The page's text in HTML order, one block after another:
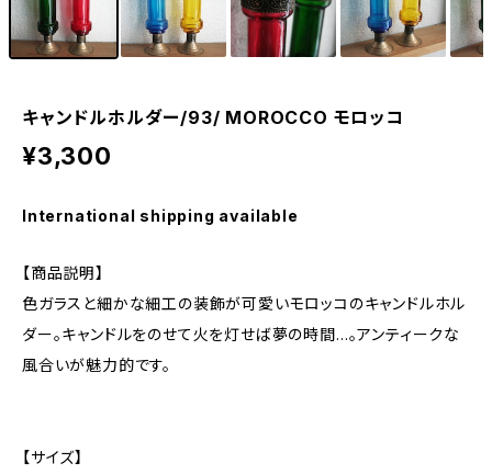
キャンドルホルダー/93/ MOROCCO モロッコ
¥3,300
International shipping available
【商品説明】
色ガラスと細かな細工の装飾が可愛いモロッコのキャンドルホル
ダー。キャンドルをのせて火を灯せば夢の時間…。アンティークな
風合いが魅力的です。
【サイズ】